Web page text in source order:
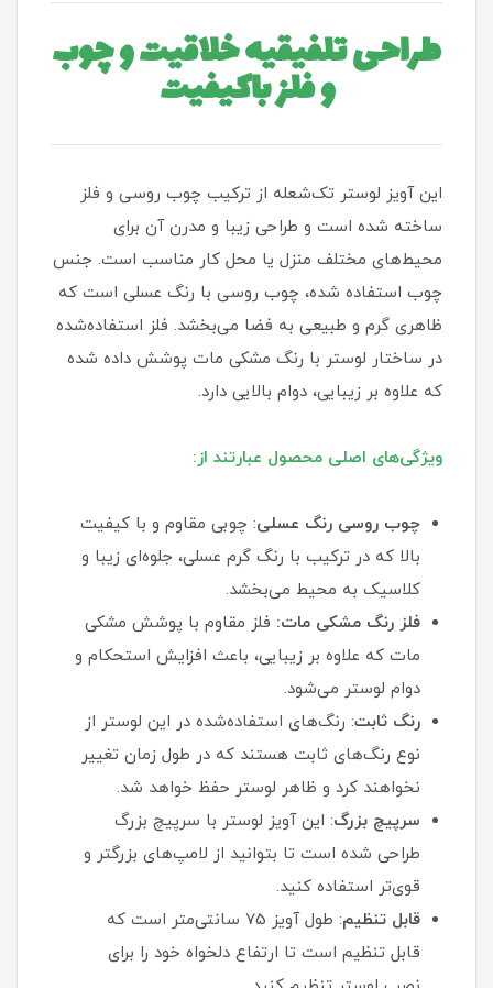
طراحی تلفیقیه خلاقیت و چوب
و فلز باکیفیت
این آویز لوستر تک‌شعله از ترکیب چوب روسی و فلز
ساخته شده است و طراحی زیبا و مدرن آن برای
محیط‌های مختلف منزل یا محل کار مناسب است. جنس
چوب استفاده شده، چوب روسی با رنگ عسلی است که
ظاهری گرم و طبیعی به فضا می‌بخشد. فلز استفاده‌شده
در ساختار لوستر با رنگ مشکی مات پوشش داده شده
که علاوه بر زیبایی، دوام بالایی دارد.
ویژگی‌های اصلی محصول عبارتند از:
چوب روسی رنگ عسلی: چوبی مقاوم و با کیفیت
بالا که در ترکیب با رنگ گرم عسلی، جلوه‌ای زیبا و
کلاسیک به محیط می‌بخشد.
فلز رنگ مشکی مات: فلز مقاوم با پوشش مشکی
مات که علاوه بر زیبایی، باعث افزایش استحکام و
دوام لوستر می‌شود.
رنگ ثابت: رنگ‌های استفاده‌شده در این لوستر از
نوع رنگ‌های ثابت هستند که در طول زمان تغییر
نخواهند کرد و ظاهر لوستر حفظ خواهد شد.
سرپیچ بزرگ: این آویز لوستر با سرپیچ بزرگ
طراحی شده است تا بتوانید از لامپ‌های بزرگتر و
قوی‌تر استفاده کنید.
قابل تنظیم
: طول آویز 75 سانتی‌متر است که
قابل تنظیم است تا ارتفاع دلخواه خود را برای